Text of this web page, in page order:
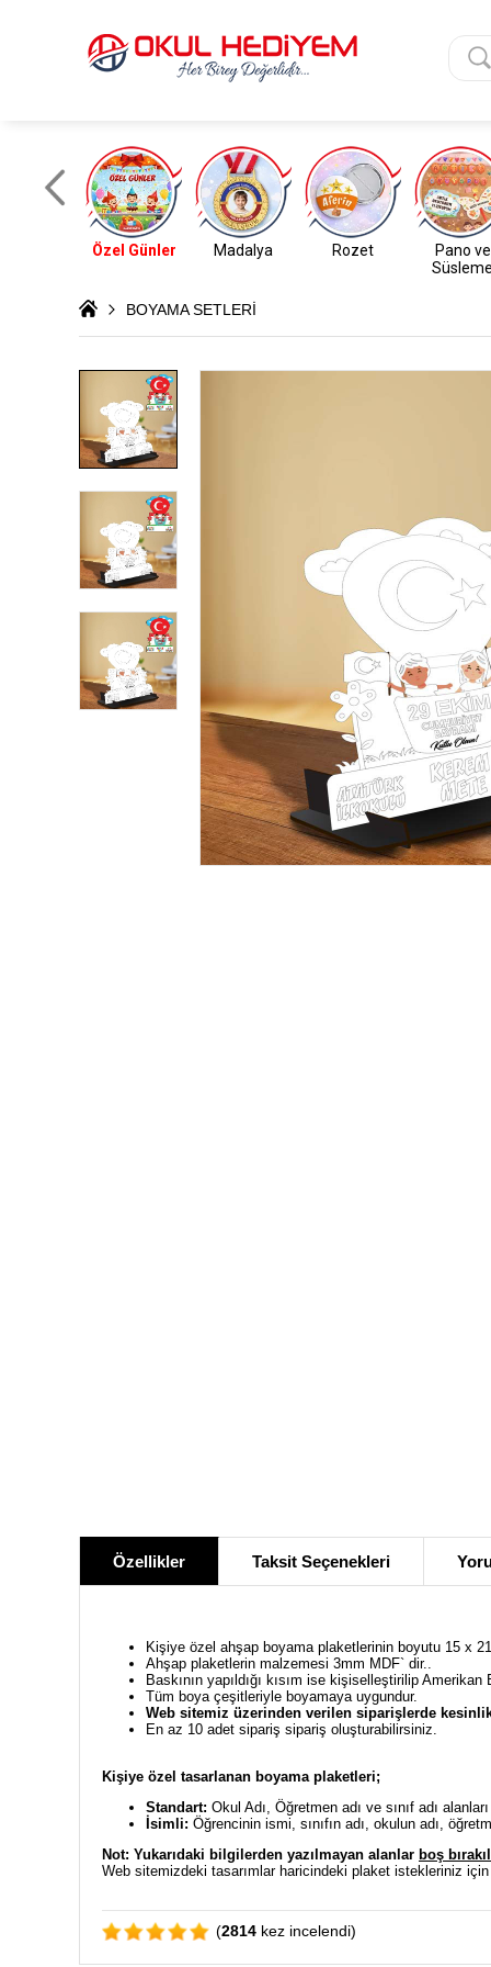
Özel Günler Madalya Rozet
Pano ve
Süsleme
BOYAMA SETLERİ
Özellikler Taksit Seçenekleri
Kişiye özel ahşap boyama plaketlerinin boyutu 15 x
Ahşap plaketlerin malzemesi 3mm MDF` dir..
Baskının yapıldığı kısım ise kişiselleştirilip
Tüm boya çeşitleriyle boyamaya uygundur.
Web sitemiz üzerinden verilen siparişlerde
En az 10 adet sipariş sipariş oluşturabilirsiniz.
Kişiye özel tasarlanan boyama plaketleri;
Standart: Okul Adı, Öğretmen adı ve sınıf adı
İsimli: Öğrencinin ismi, sınıfın adı, okulun adı,
Not: Yukarıdaki bilgilerden yazılmayan alanlar boş
Web sitemizdeki tasarımlar haricindeki plaket istekleriniz için
(2814 kez incelendi)